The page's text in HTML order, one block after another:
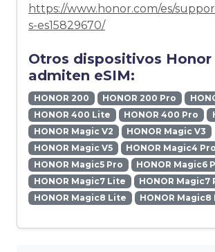
https://www.honor.com/es/
s-es15829670/
Otros dispositivos Honor
admiten eSIM:
HONOR 200 HONOR 200 Pro
HONOR 400 Lite
HONOR 400 Pro
HONOR Magic V2
HONOR Magic V3
HONOR Magic V5
HONOR Magic4 Pro
HONOR Magic5 Pro
HONOR Magic6
HONOR Magic7 Lite
HONOR Magic7
HONOR Magic8 Lite
HONOR Magic8